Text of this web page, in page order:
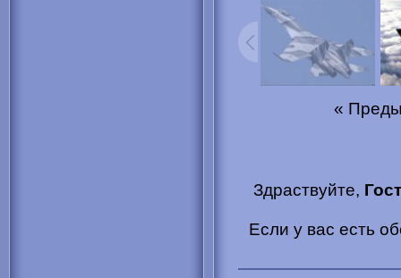
«
Здраствуйте,
Если у вас есть